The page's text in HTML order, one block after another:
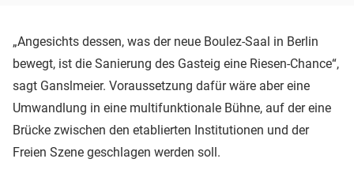
„Angesichts dessen, was der neue Boulez-Saal in Berlin
bewegt, ist die Sanierung des Gasteig eine Riesen-Chance“,
sagt Ganslmeier. Voraussetzung dafür wäre aber eine
Umwandlung in eine multifunktionale Bühne, auf der eine
Brücke zwischen den etablierten Institutionen und der
Freien Szene geschlagen werden soll.